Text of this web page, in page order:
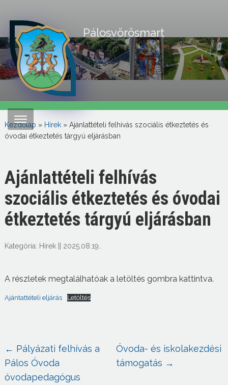
Pálosvörösmart
Kezdőlap » Hírek» Ajánlattételi felhívás szociális étkeztetés és
óvodai étkeztetés tárgyú eljárásban
Ajánlattételi felhívás
szociális étkeztetés és óvodai
étkeztetés tárgyú eljárásban
Kategória: Hírek|| 2025.08.19.
A részletek megtalálhatóak a letöltés gombra kattintva.
Ajántattételi eljárás Letöltés
← Pályázati felhívás a
Pálos Óvoda
óvodapedagógus
Óvoda- és iskolakezdési
támogatás →